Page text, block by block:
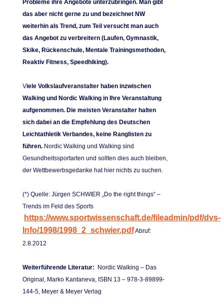
Probleme ihre Angebote unterzubringen. Man gibt
das aber nicht gerne zu und bezeichnet NW
weiterhin als Trend, zum Teil versucht man auch
das Angebot zu verbreitern (Laufen, Gymnastik,
Skike, Rückenschule, Mentale Trainingsmethoden,
Reaktiv Fitness, Speedhiking).
Viele Volkslaufveranstalter haben inzwischen
Walking und Nordic Walking in Ihre Veranstaltung
aufgenommen. Die meisten Veranstalter halten
sich dabei an die Empfehlung des Deutschen
Leichtathletik Verbandes, keine Ranglisten zu
führen.Nordic Walking und Walking sind
Gesundheitssportarten und sollten dies auch bleiben,
der Wettbewerbsgedanke hat hier nichts zu suchen.
(*) Quelle: Jürgen SCHWIER „Do the right things“ –
Trends im Feld des Sports
https://www.sportwissenschaft.de/fileadmin/pdf/dvs-
Info/1998/1998_2_schwier.pdfAbruf:
2.8.2012
Weiterführende Literatur: Nordic Walking – Das
Original, Marko Kantaneva, ISBN 13 – 978-3-89899-
144-5, Meyer & Meyer Verlag